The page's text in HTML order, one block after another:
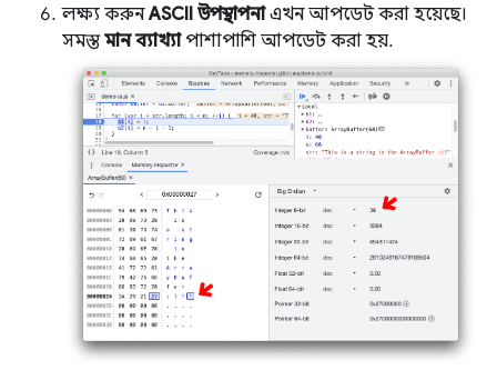
লক্ষ্য করুনASCII উপস্থাপনাএখন আপডেট করা হয়েছে।
সমস্তমান ব্যাখ্যাপাশাপাশি আপডেট করা হয়.